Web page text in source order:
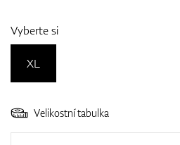
Vyberte si
XL
Velikostní tabulka